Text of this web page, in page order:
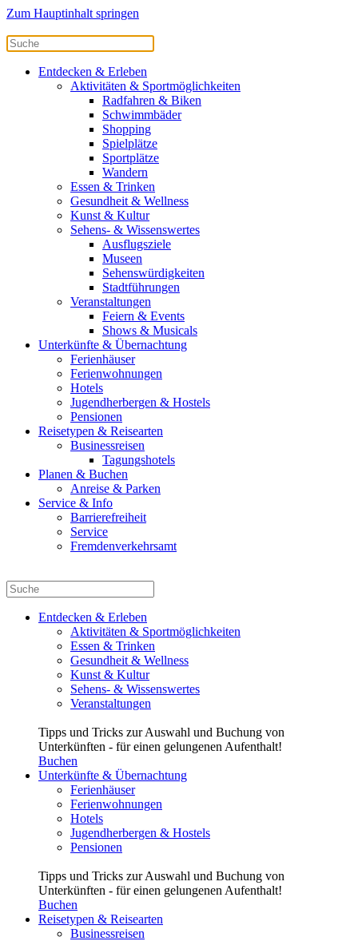
Zum Hauptinhalt springen
Entdecken & Erleben
Aktivitäten & Sportmöglichkeiten
Radfahren & Biken
Schwimmbäder
Shopping
Spielplätze
Sportplätze
Wandern
Essen & Trinken
Gesundheit & Wellness
Kunst & Kultur
Sehens- & Wissenswertes
Ausflugsziele
Museen
Sehenswürdigkeiten
Stadtführungen
Veranstaltungen
Feiern & Events
Shows & Musicals
Unterkünfte & Übernachtung
Ferienhäuser
Ferienwohnungen
Hotels
Jugendherbergen & Hostels
Pensionen
Reisetypen & Reisearten
Businessreisen
Tagungshotels
Planen & Buchen
Anreise & Parken
Service & Info
Barrierefreiheit
Service
Fremdenverkehrsamt
Entdecken & Erleben
Aktivitäten & Sportmöglichkeiten
Essen & Trinken
Gesundheit & Wellness
Kunst & Kultur
Sehens- & Wissenswertes
Veranstaltungen
Tipps und Tricks zur Auswahl und Buchung von
Unterkünften - für einen gelungenen Aufenthalt!
Buchen
Unterkünfte & Übernachtung
Ferienhäuser
Ferienwohnungen
Hotels
Jugendherbergen & Hostels
Pensionen
Tipps und Tricks zur Auswahl und Buchung von
Unterkünften - für einen gelungenen Aufenthalt!
Buchen
Reisetypen & Reisearten
Businessreisen